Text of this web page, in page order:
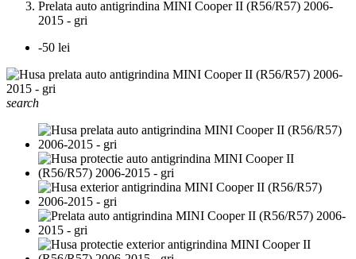
Prelata auto antigrindina MINI Cooper II (R56/R57) 2006-
2015 - gri
-50 lei
search